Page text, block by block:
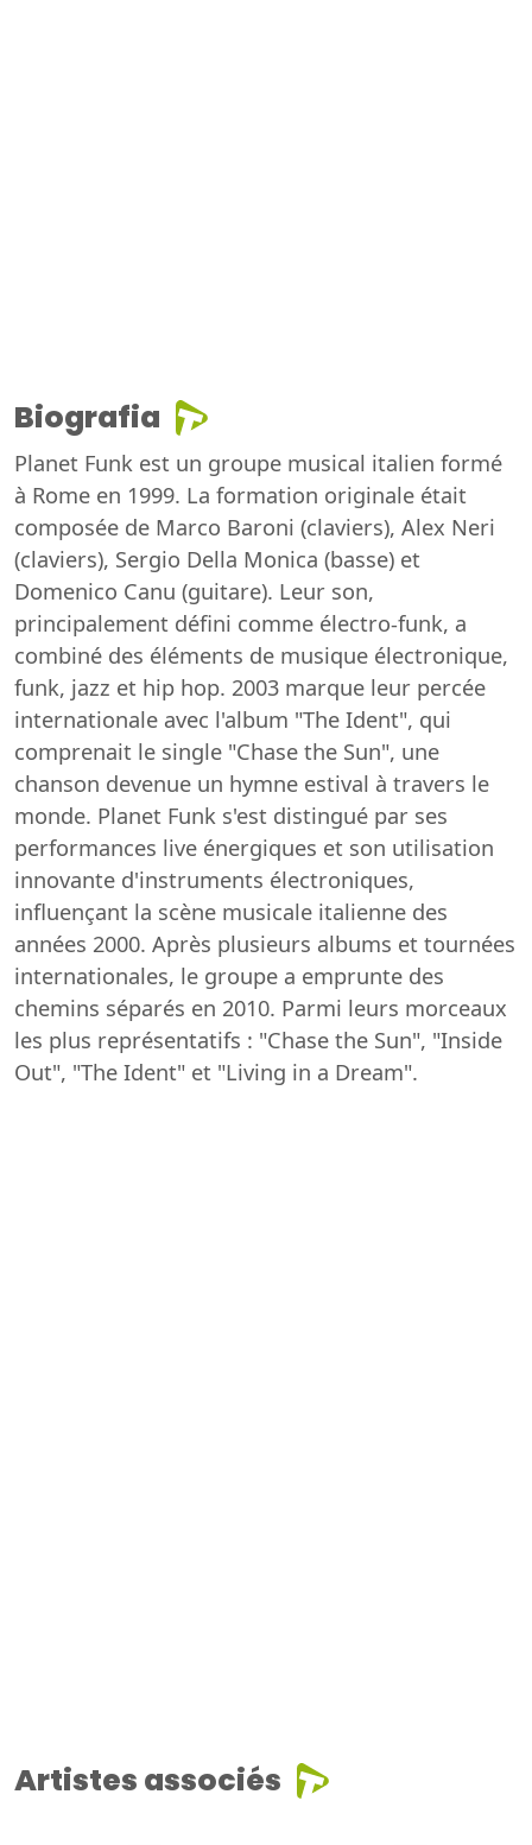
Biografia
Planet Funk est un groupe musical italien formé
à Rome en 1999. La formation originale était
composée de Marco Baroni (claviers), Alex Neri
(claviers), Sergio Della Monica (basse) et
Domenico Canu (guitare). Leur son,
principalement défini comme électro-funk, a
combiné des éléments de musique électronique,
funk, jazz et hip hop. 2003 marque leur percée
internationale avec l'album "The Ident", qui
comprenait le single "Chase the Sun", une
chanson devenue un hymne estival à travers le
monde. Planet Funk s'est distingué par ses
performances live énergiques et son utilisation
innovante d'instruments électroniques,
influençant la scène musicale italienne des
années 2000. Après plusieurs albums et tournées
internationales, le groupe a emprunte des
chemins séparés en 2010. Parmi leurs morceaux
les plus représentatifs : "Chase the Sun", "Inside
Out", "The Ident" et "Living in a Dream".
Artistes associés